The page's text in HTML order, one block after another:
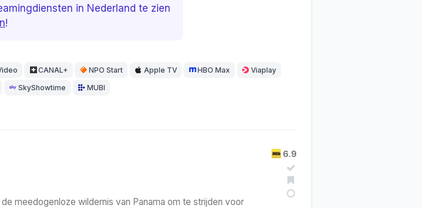
in Nederland te zien
!
CANAL+ NPO Start Apple TV HBO Max Viaplay
SkyShowtime MUBI
6.9
meedogenloze wildernis van Panama om te strijden voor